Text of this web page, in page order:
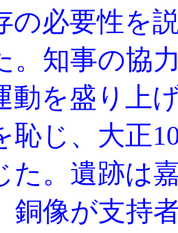
の必要性を
。知事の協
動を盛り上
恥じ、大正
た。遺跡は
銅像が支持